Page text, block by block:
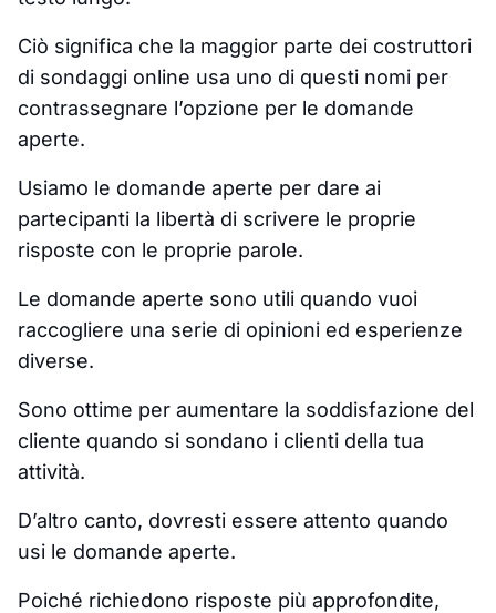
Ciò significa che la maggior parte dei costruttori
di sondaggi online usa uno di questi nomi per
contrassegnare l’opzione per le domande
aperte.
Usiamo le domande aperte per dare ai
partecipanti la libertà di scrivere le proprie
risposte con le proprie parole.
Le domande aperte sono utili quando vuoi
raccogliere una serie di opinioni ed esperienze
diverse.
Sono ottime per aumentare la soddisfazione del
cliente quando si sondano i clienti della tua
attività.
D’altro canto, dovresti essere attento quando
usi le domande aperte.
Poiché richiedono risposte più approfondite,